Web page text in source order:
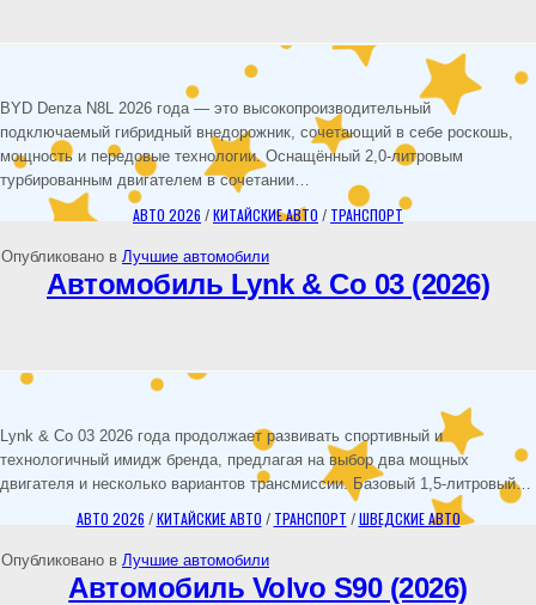
BYD Denza N8L 2026 года — это высокопроизводительный
подключаемый гибридный внедорожник, сочетающий в себе роскошь,
мощность и передовые технологии. Оснащённый 2,0-литровым
турбированным двигателем в сочетании…
АВТО 2026 /КИТАЙСКИЕ АВТО / ТРАНСПОРТ
Опубликовано в Лучшие автомобили
Автомобиль Lynk & Co 03 (2026)
Lynk & Co 03 2026 года продолжает развивать спортивный и
технологичный имидж бренда, предлагая на выбор два мощных
двигателя и несколько вариантов трансмиссии. Базовый 1,5-литровый…
АВТО 2026 /КИТАЙСКИЕ АВТО / ТРАНСПОРТ /ШВЕДСКИЕ АВТО
Опубликовано в Лучшие автомобили
Автомобиль Volvo S90 (2026)